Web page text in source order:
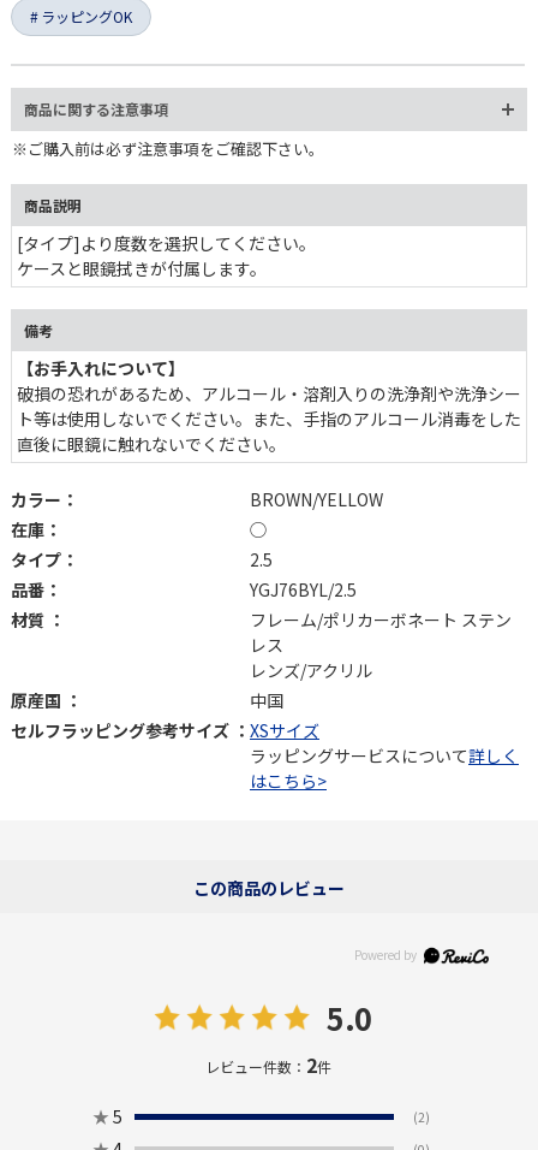
ラッピングOK
商品に関する注意事項
※ご購入前は必ず注意事項をご確認下さい。
商品説明
[タイプ]より度数を選択してください。
ケースと眼鏡拭きが付属します。
備考
【お手入れについて】
破損の恐れがあるため、アルコール・溶剤入りの洗浄剤や洗浄シー
ト等は使用しないでください。また、手指のアルコール消毒をした
直後に眼鏡に触れないでください。
カラー：
BROWN/YELLOW
在庫：
◯
タイプ：
2.5
品番：
YGJ76BYL/2.5
材質 ：
フレーム/ポリカーボネート ステン
レス
レンズ/アクリル
原産国 ：
中国
セルフラッピング参考サイズ ： XSサイズ
ラッピングサービスについて詳しく
はこちら>
この商品のレビュー
5.0
レビュー件数： 2件
★ 5 (2)